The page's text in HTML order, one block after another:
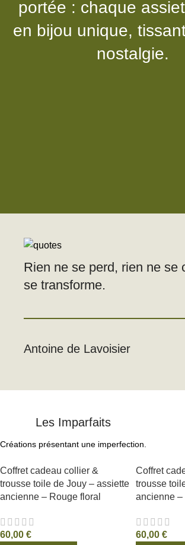
Voir
portée : chaque
en bijou unique,
nostalgie.
Rien ne se perd, rien ne se
se transforme.
Antoine de Lavoisier
Les Imparfaits
Créations présentant une imperfection.
Coffret cadeau collier &
trousse toile de Jouy – assiette
ancienne – Rouge floral
60,00 €
Coffret
trousse
ancienne
60,00 €